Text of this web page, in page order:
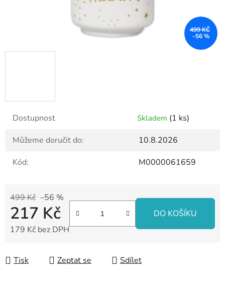
Dostupnost Skladem (1 ks)
Můžeme doručit do:
10.8.2026
Kód:
M0000061659
499 Kč –56 %
217 Kč
179 Kč bez DPH
DO KOŠÍKU
Tisk Zeptat se Sdílet
499 KČ
–56 %